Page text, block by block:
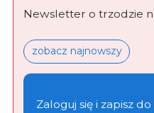
Newsletter o trzodzie
zobacz najnowszy
Zaloguj się i zapisz